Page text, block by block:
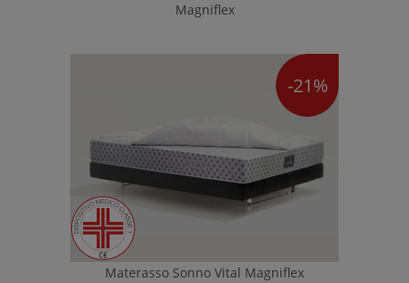
Magniflex
-21%
Materasso Sonno Vital Magniflex